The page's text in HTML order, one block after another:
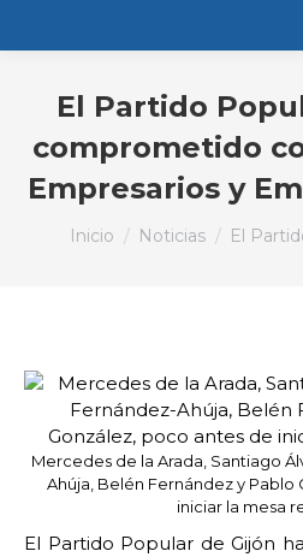
El Partido
comprometido
Empresarios y
Estás aquí:
Inicio Noticias El
Mercedes de la Arada, Santiago
Ahúja, Belén Fernández y Pablo
iniciar la mesa
El Partido Popular de Gijón